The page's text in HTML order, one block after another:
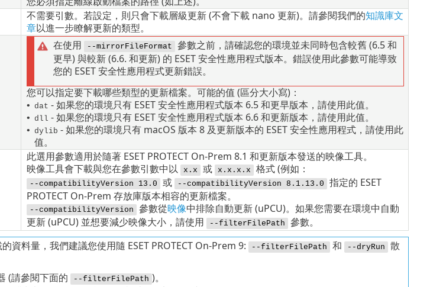
不需要引數。若設定，則只會下載層級更新 (不會下載 nano 更新)。請參閱我們的知識庫文
章以進一步瞭解更新的類型。
在使用 --mirrorFileFormat
參數之前，請確認您的環境並未同時包含較舊 (6.5 和
更早) 與較新 (6.6. 和更新) 的 ESET 安全性應用程式版本。錯誤使用此參數可能導致
您的 ESET 安全性應用程式更新錯誤。
您可以指定要下載哪些類型的更新檔案。可能的值 (區分大小寫)：
• dat - 如果您的環境只有 ESET 安全性應用程式版本 6.5 和更早版本，請使用此值。
• dll - 如果您的環境只有 ESET 安全性應用程式版本 6.6 和更新版本，請使用此值。
• dylib - 如果您的環境只有 macOS 版本 8 及更新版本的 ESET 安全性應用程式，請使用此
值。
此選用參數適用於隨著 ESET PROTECT On-Prem 8.1 和更新版本發送的映像工具。
映像工具會下載與您在參數引數中以 x.x 或 x.x.x.x 格式 (例如：
--compatibilityVersion 13.0 或 --compatibilityVersion 8.1.13.0 指定的 ESET
PROTECT On-Prem 存放庫版本相容的更新檔案。
--compatibilityVersion 參數從映像中排除自動更新 (uPCU)。如果您需要在環境中自動
更新 (uPCU) 並想要減少映像大小，請使用 --filterFilePath 參數。
資料量，我們建議您使用隨 ESET PROTECT On-Prem 9:
--filterFilePath 和 --dryRun 散
(請參閱下面的 --filterFilePath )。